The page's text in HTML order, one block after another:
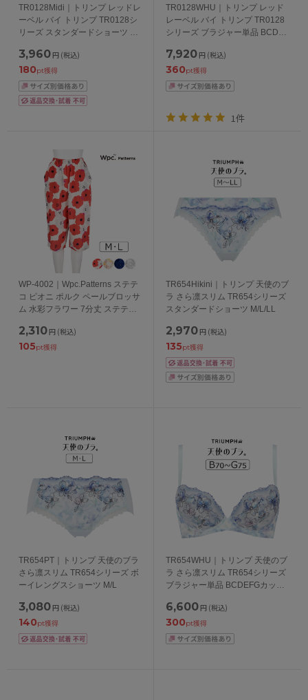
TR0128Midi｜トリンプ レッドレ
ーベル バイ トリンプ TR0128シ
リーズ スタンダードショーツ ハ
3,960 円 (税込)
180pt獲得
TR0128WHU｜トリンプ レッド
レーベル バイ トリンプ TR0128
シリーズ ブラジャー単品 BCDEF
65/70/75/80/85cm
7,920 円 (税込)
360pt獲得
1件
WP-4002｜Wpc.Patterns ステテ
コ ピオニ ポルク ペールブロッサ
ム 水彩フラワー 7分丈 ステテコ
M/L
2,310 円 (税込)
105pt獲得
TR654Hikini｜トリンプ 天使のブ
ラ さら凛スリム TR654シリーズ
スタンダードショーツ M/L/LL
2,970 円 (税込)
135pt獲得
TR654PT｜トリンプ 天使のブラ
さら凛スリム TR654シリーズ ボ
ーイレングスショーツ M/L
3,080 円 (税込)
140pt獲得
TR654WHU｜トリンプ 天使のブ
ラ さら凛スリム TR654シリーズ
ブラジャー単品 BCDEFGカップ
6,600 円 (税込)
300pt獲得